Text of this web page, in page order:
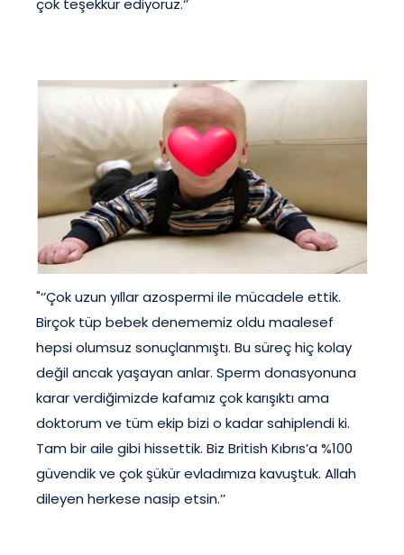
çok teşekkür ediyoruz.‘’
"‘’Çok uzun yıllar azospermi ile mücadele ettik.
Birçok tüp bebek denememiz oldu maalesef
hepsi olumsuz sonuçlanmıştı. Bu süreç hiç kolay
değil ancak yaşayan anlar. Sperm donasyonuna
karar verdiğimizde kafamız çok karışıktı ama
doktorum ve tüm ekip bizi o kadar sahiplendi ki.
Tam bir aile gibi hissettik. Biz British Kıbrıs’a %100
güvendik ve çok şükür evladımıza kavuştuk. Allah
dileyen herkese nasip etsin.’’